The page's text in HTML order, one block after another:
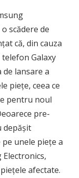
scădere de
că, din cauza
Galaxy
de lansare a
piețe, ceea ce
pentru noul
pre-
depășit
unele piețe a
afectate.